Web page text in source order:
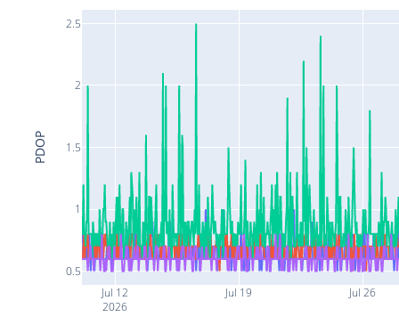
Jul 12
2026
Jul 19 Jul 26
0.5
1
1.5
2
2.5
PDOP